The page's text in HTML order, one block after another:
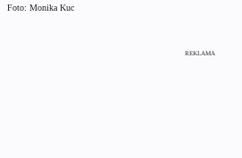
Foto: Monika Kuc
REKLAMA